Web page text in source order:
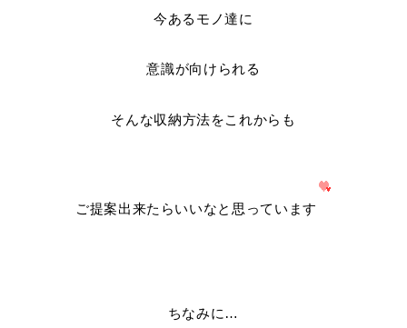
今あるモノ達に
意識が向けられる
そんな収納方法をこれからも
ご提案出来たらいいなと思っています
ちなみに…